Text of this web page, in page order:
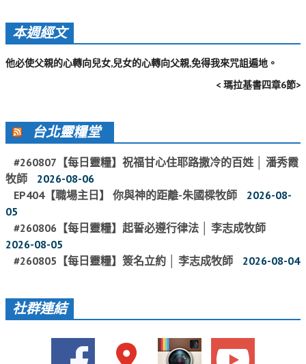
活動影音_2014年
活動影音_2013年
愛加倍協會介紹
課後陪讀班資訊
陪讀班活動相簿
網站連結
大甲靈糧堂 FB粉絲專頁
讚美之泉 YOUTUBE 頻道
每日研經釋義
本週經文
他必使父親的心轉向兒女,兒女的心轉向父親,免得我來咒詛遍地。
< 瑪拉基書四章6節>
台北靈糧堂
#260807【每日靈糧】祝福甘心住耶路撒冷的百姓 │ 潘秀霞
牧師
2026-08-06
EP404【職場主日】 你與神的距離-朱國樑牧師
2026-08-
05
#260806【每日靈糧】起誓必遵行律法 │ 李志成牧師
2026-08-05
#260805【每日靈糧】簽名立約 │ 李志成牧師
2026-08-04
社群連結